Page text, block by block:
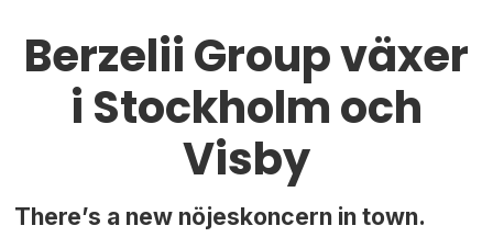
Berzelii Group växer
i Stockholm och
Visby
There’s a new nöjeskoncern in town.